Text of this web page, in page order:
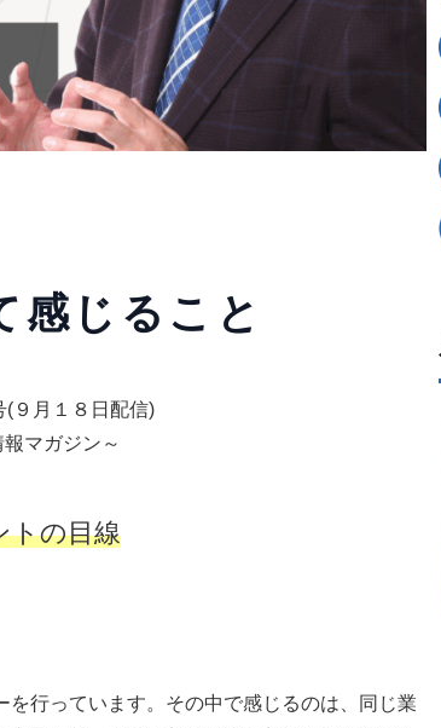
感じること
９月１８日配信)
マガジン～
トの目線
行っています。その中で感じるのは、同じ業